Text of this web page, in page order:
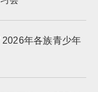
2026年各族青少年